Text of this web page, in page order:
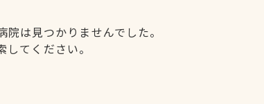
は見つかりませんでした。
てください。